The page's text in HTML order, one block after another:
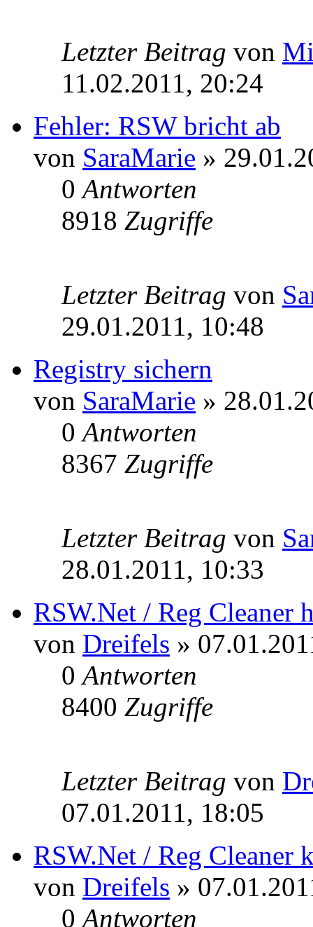
Letzter Beitrag von
11.02.2011, 20:24
Fehler: RSW bricht ab
von SaraMarie »
0Antworten
8918 Zugriffe
Letzter Beitrag von
29.01.2011, 10:48
Registry sichern
von SaraMarie »
0Antworten
8367 Zugriffe
Letzter Beitrag von
28.01.2011, 10:33
RSW.Net / Reg Cleaner
von Dreifels »
0Antworten
8400 Zugriffe
Letzter Beitrag von
07.01.2011, 18:05
RSW.Net / Reg Cleaner
von Dreifels »
0Antworten